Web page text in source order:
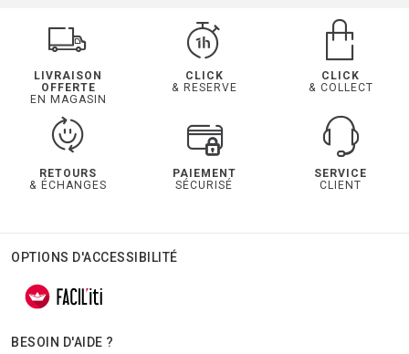
LIVRAISON
OFFERTE
EN MAGASIN
CLICK
& RESERVE
CLICK
& COLLECT
RETOURS
& ÉCHANGES
PAIEMENT
SÉCURISÉ
SERVICE
CLIENT
OPTIONS D'ACCESSIBILITÉ
BESOIN D'AIDE ?